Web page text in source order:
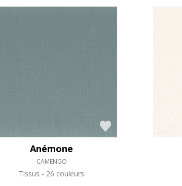
Anémone
CAMENGO
Tissus 26 couleurs